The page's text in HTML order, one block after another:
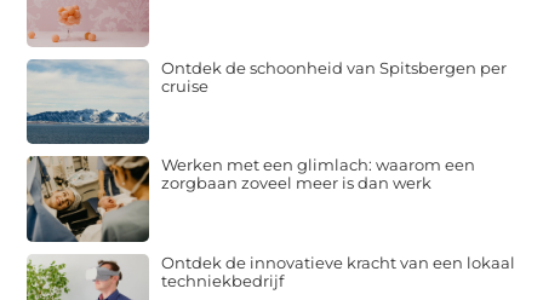
Ontdek de schoonheid van Spitsbergen per
cruise
Werken met een glimlach: waarom een
zorgbaan zoveel meer is dan werk
Ontdek de innovatieve kracht van een lokaal
techniekbedrijf